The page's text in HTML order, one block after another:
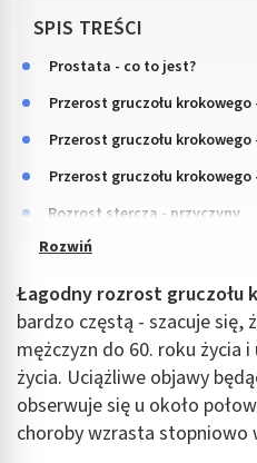
SPIS TREŚCI
Prostata - co to jest?
Przerost gruczołu
Przerost gruczołu
Przerost gruczołu
Rozrost stercza - przyczyny
Łagodny rozrost gruczołu
bardzo częstą - szacuje się,
mężczyzn do 60. roku życia
życia. Uciążliwe objawy
obserwuje się u około
choroby wzrasta stopniowo